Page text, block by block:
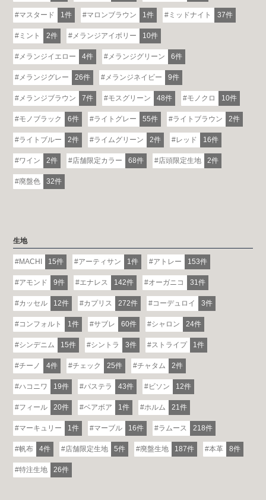
マスタード 1件 マロンブラウン 1件 ミッドナイト 37件
ミント 2件 メランジアイボリー 10件
メランジイエロー 4件 メランジグリーン 6件
メランジグレー 26件 メランジネイビー 9件
メランジブラウン 7件 モスグリーン 48件 モノクロ 10件
モノブラック 6件 ライトグレー 55件 ライトブラウン 2件
ライトブルー 2件 ライムグリーン 2件 レッド 16件
ワイン 2件 店舗限定カラー 68件 店頭限定生地 2件
廃盤色 32件
生地
MACHI 15件 アーティサン 1件 アトレー 153件
アモンド 9件 エナレス 142件 オーガニコ 31件
カッセル 12件 カプリス 272件 コーデュロイ 3件
コンフォルト 1件 サブレ 60件 シャロン 24件
シンデニム 15件 シントラ 3件 ストライプ 1件
チーノ 4件 チェック 25件 チャタム 2件
ハコニワ 19件 パステラ 43件 ビソン 12件
フィール 20件 ベアボア 1件 ホルム 21件
マーキュリー 1件 マーブル 16件 ラムース 218件
帆布 4件 店舗限定生地 5件 廃盤生地 187件 本革 8件
特注生地 26件